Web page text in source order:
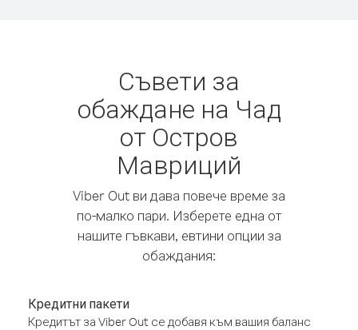
Съвети за
обаждане на Чад
от Остров
Мавриций
Viber Out ви дава повече време за
по-малко пари. Изберете една от
нашите гъвкави, евтини опции за
обаждания:
Кредитни пакети
Кредитът за Viber Out се добавя към вашия баланс